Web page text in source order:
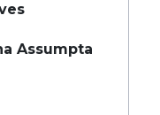
Assumpta